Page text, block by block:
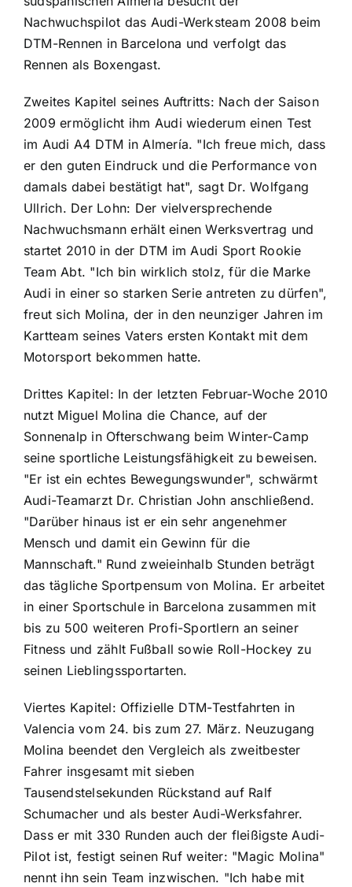
Nachwuchspilot das Audi-Werksteam 2008 beim
DTM-Rennen in Barcelona und verfolgt das
Rennen als Boxengast.
Zweites Kapitel seines Auftritts: Nach der Saison
2009 ermöglicht ihm Audi wiederum einen Test
im Audi A4 DTM in Almería. "Ich freue mich, dass
er den guten Eindruck und die Performance von
damals dabei bestätigt hat", sagt Dr. Wolfgang
Ullrich. Der Lohn: Der vielversprechende
Nachwuchsmann erhält einen Werksvertrag und
startet 2010 in der DTM im Audi Sport Rookie
Team Abt. "Ich bin wirklich stolz, für die Marke
Audi in einer so starken Serie antreten zu dürfen",
freut sich Molina, der in den neunziger Jahren im
Kartteam seines Vaters ersten Kontakt mit dem
Motorsport bekommen hatte.
Drittes Kapitel: In der letzten Februar-Woche 2010
nutzt Miguel Molina die Chance, auf der
Sonnenalp in Ofterschwang beim Winter-Camp
seine sportliche Leistungsfähigkeit zu beweisen.
"Er ist ein echtes Bewegungswunder", schwärmt
Audi-Teamarzt Dr. Christian John anschließend.
"Darüber hinaus ist er ein sehr angenehmer
Mensch und damit ein Gewinn für die
Mannschaft." Rund zweieinhalb Stunden beträgt
das tägliche Sportpensum von Molina. Er arbeitet
in einer Sportschule in Barcelona zusammen mit
bis zu 500 weiteren Profi-Sportlern an seiner
Fitness und zählt Fußball sowie Roll-Hockey zu
seinen Lieblingssportarten.
Viertes Kapitel: Offizielle DTM-Testfahrten in
Valencia vom 24. bis zum 27. März. Neuzugang
Molina beendet den Vergleich als zweitbester
Fahrer insgesamt mit sieben
Tausendstelsekunden Rückstand auf Ralf
Schumacher und als bester Audi-Werksfahrer.
Dass er mit 330 Runden auch der fleißigste Audi-
Pilot ist, festigt seinen Ruf weiter: "Magic Molina"
nennt ihn sein Team inzwischen. "Ich habe mit